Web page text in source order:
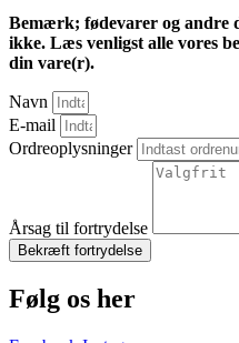
Bemærk; fødevarer og andre
ikke. Læs venligst alle vores
din vare(r).
Navn
E-mail
Ordreoplysninger
Årsag til fortrydelse
Bekræft fortrydelse
Følg os her